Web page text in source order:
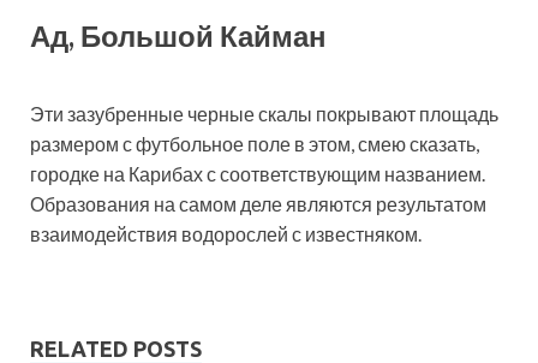
Ад, Большой Кайман
Эти зазубренные черные скалы покрывают площадь
размером с футбольное поле в этом, смею сказать,
городке на Карибах с соответствующим названием.
Образования на самом деле являются результатом
взаимодействия водорослей с известняком.
RELATED POSTS